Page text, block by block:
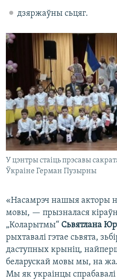
дзяржаўны сьцяг.
У цэнтры стаіць прэсавы
Ўкраіне Герман Пузырны
«Насамрэч нашыя акторы
мовы, — прызналася
„Коларытмы“ Сьвятлана
рыхтавалі гэтае сьвята,
даступных крыніц,
беларускай мовы мы, на
Мы як украінцы